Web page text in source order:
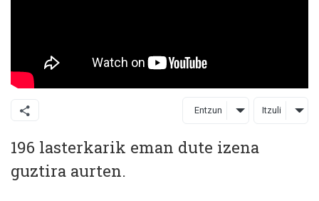
Entzun Itzuli
196 lasterkarik eman dute izena
guztira aurten.